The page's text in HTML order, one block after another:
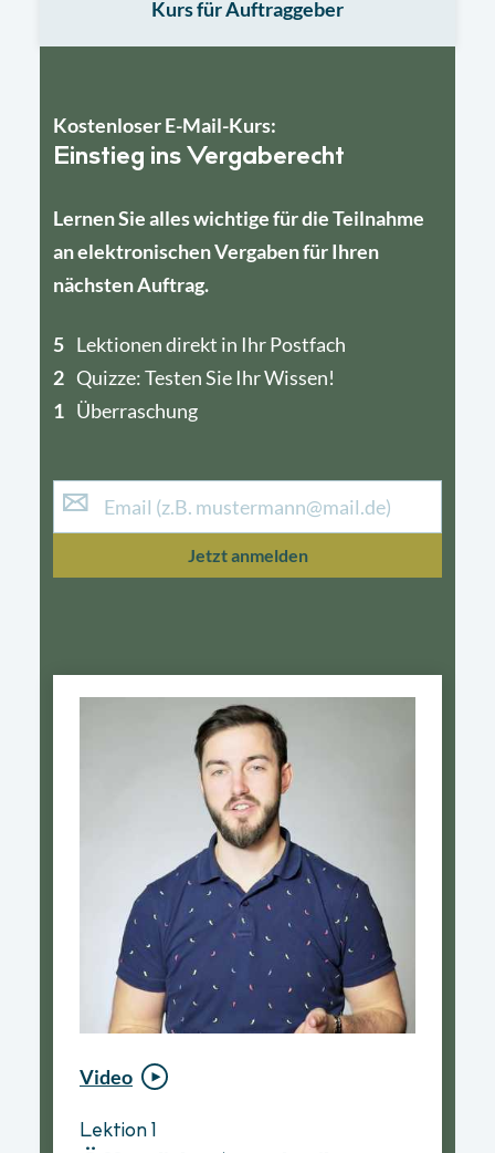
Kurs für Auftraggeber
Kostenloser E-Mail-Kurs:
Einstieg ins Vergaberecht
Lernen Sie alles wichtige für die Teilnahme
an elektronischen Vergaben für Ihren
nächsten Auftrag.
5 Lektionen direkt in Ihr Postfach
2 Quizze: Testen Sie Ihr Wissen!
1 Überraschung
4
1
Jetzt anmelden
Video
Lektion 1